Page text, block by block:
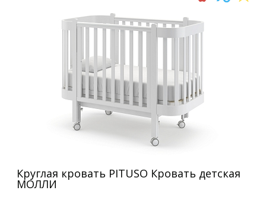
Круглая кровать PITUSO Кровать детская
МОЛЛИ